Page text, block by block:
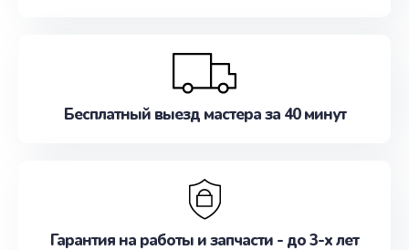
Бесплатный выезд мастера за 40 минут
Гарантия на работы и запчасти - до 3-х лет